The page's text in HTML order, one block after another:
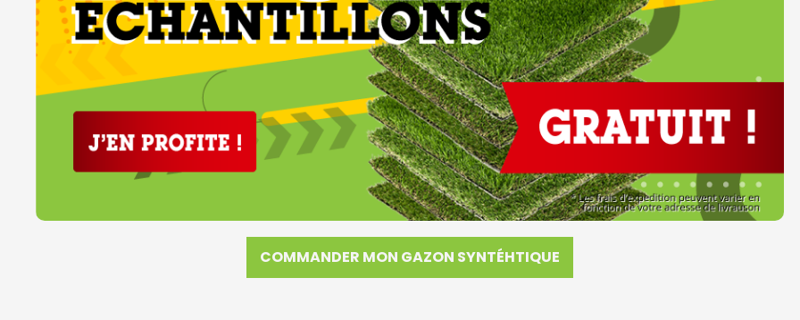
COMMANDER MON GAZON SYNTÉHTIQUE